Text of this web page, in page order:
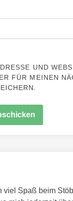
UND
FÜR MEINEN
viel Spaß beim